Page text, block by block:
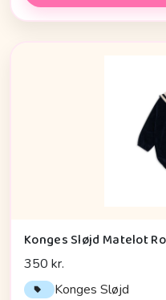
Konges Sløjd Matelot
350 kr.
Konges Sløjd